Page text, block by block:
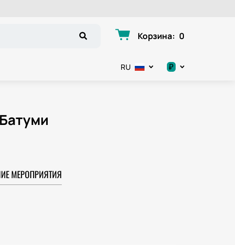
Корзина: 0
RU ₽
МЕРОПРИЯТИЯ